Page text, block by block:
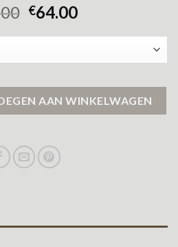
€64.00
AAN WINKELWAGEN